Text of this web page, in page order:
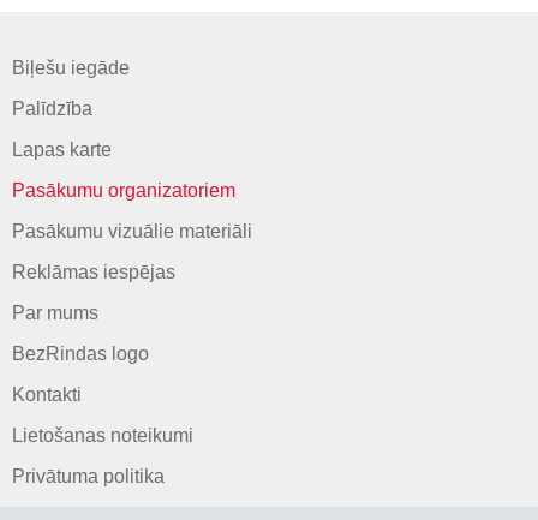
Biļešu iegāde
Palīdzība
Lapas karte
Pasākumu organizatoriem
Pasākumu vizuālie materiāli
Reklāmas iespējas
Par mums
BezRindas logo
Kontakti
Lietošanas noteikumi
Privātuma politika